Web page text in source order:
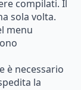
compilati. Il
sola volta.
menu
è necessario
la